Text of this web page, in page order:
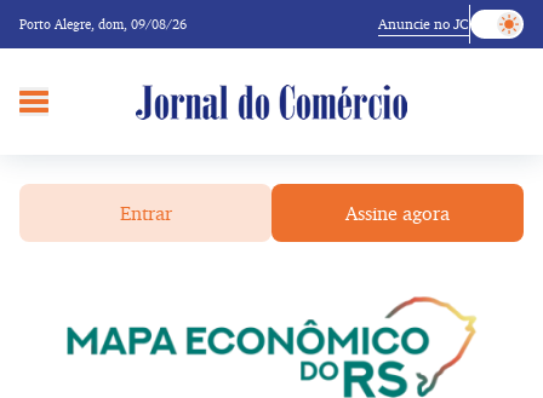
Porto Alegre, dom, 09/08/26 Anuncie no JC
Entrar Assine agora